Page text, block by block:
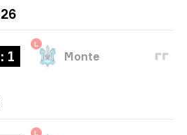
1
L
Monte
L